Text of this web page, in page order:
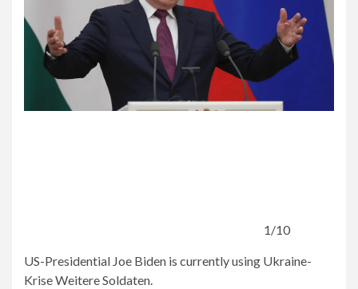
1/10
US-Presidential Joe Biden is currently using Ukraine-
Krise Weitere Soldaten.